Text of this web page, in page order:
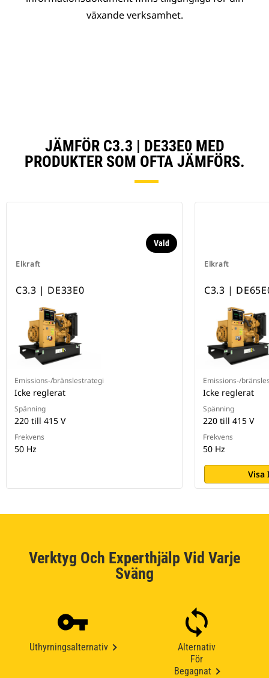
växande verksamhet.
JÄMFÖR C3.3 | DE33E0 MED
PRODUKTER SOM OFTA JÄMFÖRS.
Elkraft
Vald
C3.3 | DE33E0
Emissions-/bränslestrategi
Icke reglerat
Spänning
220 till 415 V
Frekvens
50 Hz
Elkraft
C3.3 |
Emissions-/
Icke reglerat
Spänning
220 till 415 V
Frekvens
50 Hz
Visa
Verktyg Och Experthjälp Vid Varje
Sväng
Uthyrningsalternativ
Alternativ
För
Begagnat